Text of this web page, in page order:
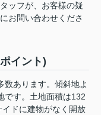
ッフが、お客様の疑
お問い合わせくださ
イント)
数あります。傾斜地よ
です。土地面積は132
ドに建物がなく開放